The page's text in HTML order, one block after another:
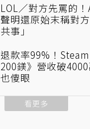
LOL／對方先罵的
聲明還原始末稱對
共事」
退款率99%！
200鎂》營收破
也傻眼
看更多